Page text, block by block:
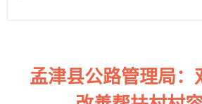
孟津县公路管理局：